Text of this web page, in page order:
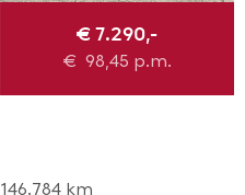
€ 7.290,-
€ 98,45 p.m.
146.784 km